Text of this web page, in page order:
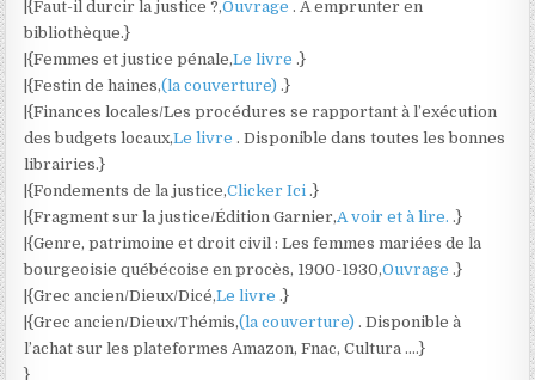
|{Faut-il durcir la justice ?,Ouvrage. A emprunter en
bibliothèque.}
|{Femmes et justice pénale,Le livre.}
|{Festin de haines,(la couverture).}
|{Finances locales/Les procédures se rapportant à l’exécution
des budgets locaux,Le livre. Disponible dans toutes les bonnes
librairies.}
|{Fondements de la justice,Clicker Ici.}
|{Fragment sur la justice/Édition Garnier,A voir et à lire..}
|{Genre, patrimoine et droit civil : Les femmes mariées de la
bourgeoisie québécoise en procès, 1900-1930,Ouvrage.}
|{Grec ancien/Dieux/Dicé,Le livre.}
|{Grec ancien/Dieux/Thémis,(la couverture). Disponible à
l’achat sur les plateformes Amazon, Fnac, Cultura ….}
}